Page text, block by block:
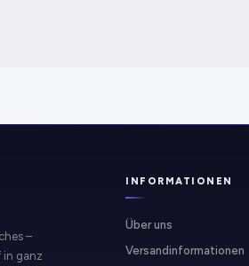
–
in ganz
INFORMATIONEN
Über uns
Versandinformationen